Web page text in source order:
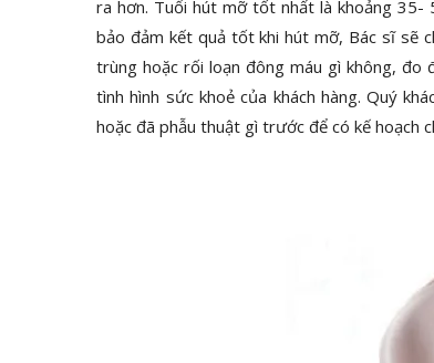
ra hơn. Tuổi hút mỡ tốt nhất là khoảng 35-
bảo đảm kết quả tốt khi hút mỡ, Bác sĩ sẽ
trùng hoặc rối loạn đông máu gì không,
tình hình sức khoẻ của khách hàng. Quý
hoặc đã phẫu thuật gì trước để có kế hoạch